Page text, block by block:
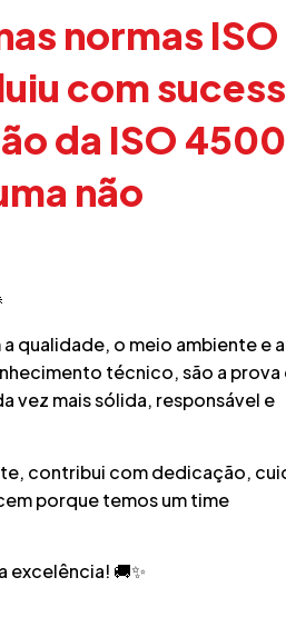
normas ISO
com
da ISO
não
qualidade, o meio ambiente e a
técnico, são a prova
vez mais sólida, responsável e
contribui com dedicação,
porque temos um time
excelência! 🚚✨